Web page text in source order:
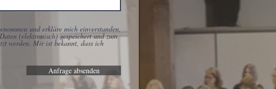
und erkläre mich einverstanden,
(elektronisch) gespeichert und zum
werden. Mir ist bekannt, dass ich
Anfrage absenden